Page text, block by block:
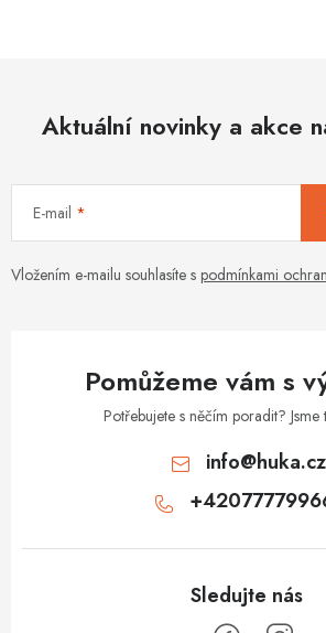
í
r
v
Aktuální novinky a akce
E-mail
Vložením e-mailu souhlasíte s podmínkami
Pomůžeme vám s
Potřebujete s něčím poradit? Jsme
info@huka.cz